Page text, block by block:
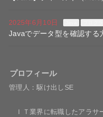
2025年6月10日
Javaでデータ型を確認する
プロフィール
管理人：駆け出しSE
ＩＴ業界に転職したアラサ